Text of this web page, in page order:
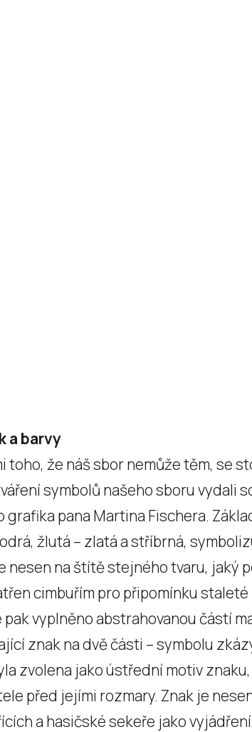
a barvy
toho, že náš sbor nemůže těm, se
symbolů našeho sboru vydali
grafika pana Martina Fischera.
žlutá – zlatá a stříbrná,
nesen na štítě stejného tvaru, jaký
cimbuřím pro připomínku
pak vyplněno abstrahovanou částí
znak na dvě části – symbolu
zvolena jako ústřední motiv
před jejími rozmary. Znak je
a hasičské sekeře jako